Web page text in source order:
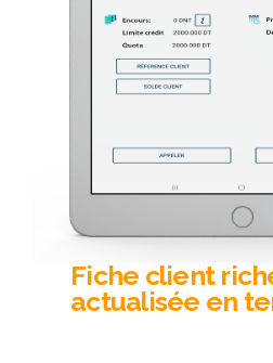
Fiche client
actualisée en